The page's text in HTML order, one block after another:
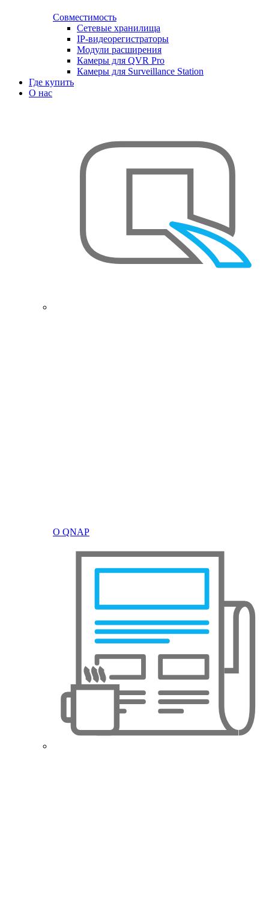
Совместимость
Сетевые хранилища
IP-видеорегистраторы
Модули расширения
Камеры для QVR Pro
Камеры для Surveillance Station
Где купить
О нас
О QNAP